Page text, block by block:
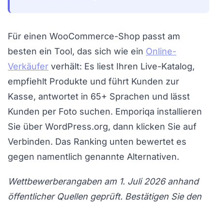
Für einen WooCommerce-Shop passt am
besten ein Tool, das sich wie ein Online-
Verkäufer verhält: Es liest Ihren Live-Katalog,
empfiehlt Produkte und führt Kunden zur
Kasse, antwortet in 65+ Sprachen und lässt
Kunden per Foto suchen. Emporiqa installieren
Sie über WordPress.org, dann klicken Sie auf
Verbinden. Das Ranking unten bewertet es
gegen namentlich genannte Alternativen.
Wettbewerberangaben am 1. Juli 2026 anhand
öffentlicher Quellen geprüft. Bestätigen Sie den